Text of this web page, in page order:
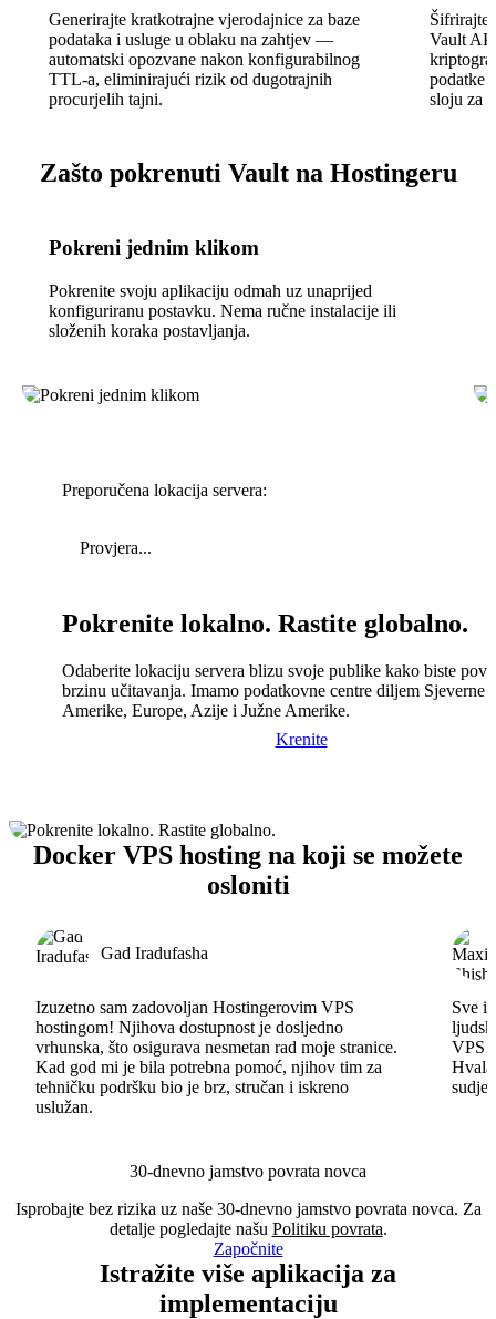
Generirajte kratkotrajne vjerodajnice za baze
podataka i usluge u oblaku na zahtjev —
automatski opozvane nakon konfigurabilnog
TTL-a, eliminirajući rizik od dugotrajnih
procurjelih tajni.
Šifrirajte
Vault
podatke
sloju za
Zašto pokrenuti Vault na Hostingeru
Pokreni jednim klikom
Pokrenite svoju aplikaciju odmah uz unaprijed
konfiguriranu postavku. Nema ručne instalacije ili
složenih koraka postavljanja.
Preporučena lokacija servera:
Provjera...
Pokrenite lokalno. Rastite globalno.
Odaberite lokaciju servera blizu svoje publike kako biste
brzinu učitavanja. Imamo podatkovne centre diljem Sjeverne
Amerike, Europe, Azije i Južne Amerike.
Krenite
Docker VPS hosting na koji se možete
osloniti
Gad Iradufasha
Izuzetno sam zadovoljan Hostingerovim VPS
hostingom! Njihova dostupnost je dosljedno
vrhunska, što osigurava nesmetan rad moje stranice.
Kad god mi je bila potrebna pomoć, njihov tim za
tehničku podršku bio je brz, stručan i iskreno
uslužan.
Sve
VPS
30-dnevno jamstvo povrata novca
Isprobajte bez rizika uz naše 30-dnevno jamstvo povrata novca. Za
detalje pogledajte našu Politiku povrata.
Započnite
Istražite više aplikacija za
implementaciju